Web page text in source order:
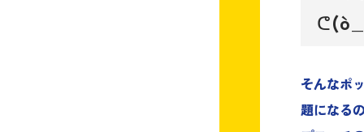
そんなポ
題になる